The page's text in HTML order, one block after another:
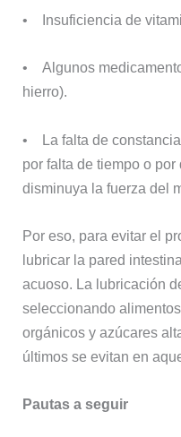
• Insuficiencia de
• Algunos
hierro).
• La falta de
por falta de tiempo o
disminuya la fuerza del
Por eso, para evitar el
lubricar la pared
acuoso. La lubricación
seleccionando
orgánicos y azúcares
últimos se evitan en
Pautas a seguir